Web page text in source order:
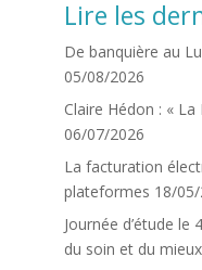
Lire les
De banquière au
05/08/2026
Claire Hédon : «
06/07/2026
La facturation
plateformes 18/
Journée d’étude le
du soin et du